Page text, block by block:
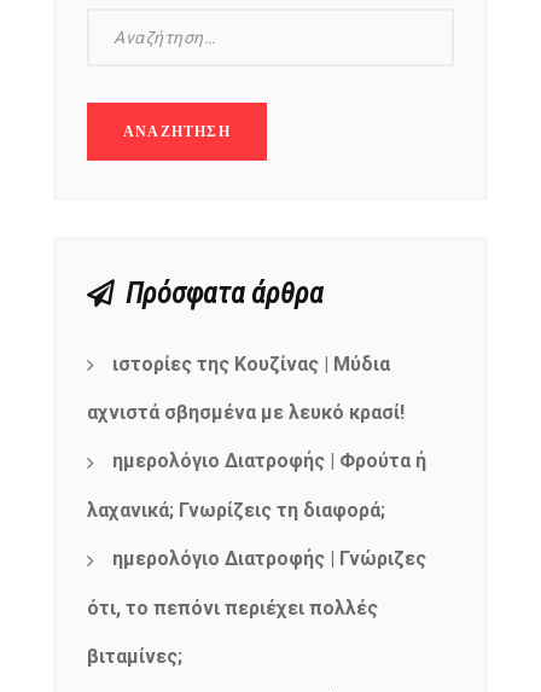
Πρόσφατα άρθρα
ιστορίες της Κουζίνας | Μύδια
αχνιστά σβησμένα με λευκό κρασί!
ημερολόγιο Διατροφής | Φρούτα ή
λαχανικά; Γνωρίζεις τη διαφορά;
ημερολόγιο Διατροφής | Γνώριζες
ότι, το πεπόνι περιέχει πολλές
βιταμίνες;